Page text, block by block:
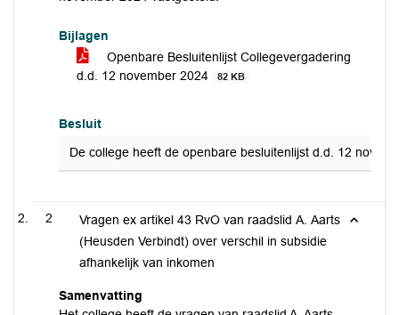
Bijlagen
Openbare Besluitenlijst Collegevergadering
d.d. 12 november 2024
82 KB
Besluit
De college heeft de openbare besluitenlijst d.d. 12
2
Vragen ex artikel 43 RvO van raadslid A. Aarts
(Heusden Verbindt) over verschil in subsidie
afhankelijk van inkomen
Samenvatting